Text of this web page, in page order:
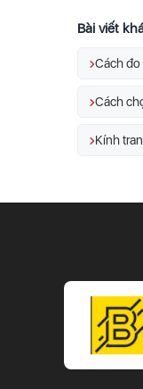
Bài viết
Cách đo
Cách
Kính